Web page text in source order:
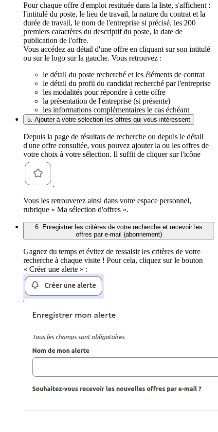
Pour chaque offre d'emploi restituée dans la liste, s'affichent :
l'intitulé du poste, le lieu de travail, la nature du contrat et la
durée de travail, le nom de l'entreprise si précisé, les 200
premiers caractères du descriptif du poste, la date de
publication de l'offre.
Vous accédez au détail d'une offre en cliquant sur son intitulé
ou sur le logo sur la gauche. Vous retrouvez :
le détail du poste recherché et les éléments de contrat
le détail du profil du candidat recherché par l'entreprise
les modalités pour répondre à cette offre
la présentation de l'entreprise (si présente)
les informations complémentaires le cas échéant
5. Ajouter à votre sélection les offres qui vous intéressent
Depuis la page de résultats de recherche ou depuis le détail
d'une offre consultée, vous pouvez ajouter la ou les offres de
votre choix à votre sélection. Il suffit de cliquer sur l'icône
.
Vous les retrouverez ainsi dans votre espace personnel,
rubrique « Ma sélection d'offres ».
6. Enregistrer les critères de votre recherche et recevoir les
offres par e-mail (abonnement)
Gagnez du temps et évitez de ressaisir les critères de votre
recherche à chaque visite ! Pour cela, cliquez sur le bouton
« Créer une alerte » :